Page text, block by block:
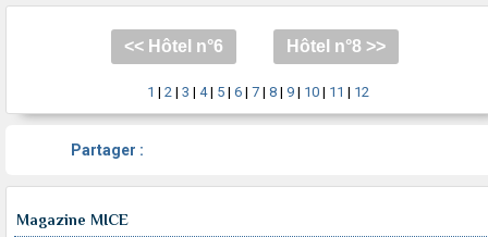
<< Hôtel n°6 Hôtel n°8 >>
1 | 2 | 3 | 4| 5 | 6 | 7 | 8 | 9 | 10 | 11 | 12
Partager :
Magazine MICE